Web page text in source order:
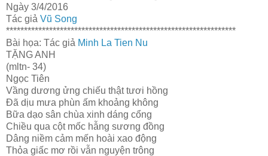
Ngày 3/4/2016
Tác giả Vũ Song
****************************************************************
Bài họa: Tác giả Minh La Tien Nu
TẶNG ANH
(mltn- 34)
Ngọc Tiên
Vầng dương ửng chiếu thật tươi hồng
Đã dịu mưa phùn ấm khoảng không
Bữa dạo sân chùa xinh dáng cổng
Chiều qua cột mốc hẫng sương đồng
Dâng niềm cảm mến hoài xao động
Thỏa giấc mơ rồi vẫn nguyện trông